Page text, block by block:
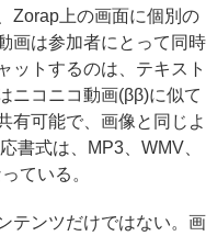
Zorap上の画面に個別の
画は参加者にとって同時
ットするのは、テキスト
ニコニコ動画(ββ)に似て
有可能で、画像と同じよ
書式は、MP3、WMV、
ている。
テンツだけではない。画